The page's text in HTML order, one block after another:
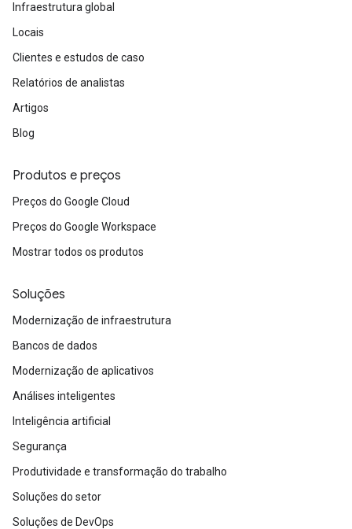
Infraestrutura global
Locais
Clientes e estudos de caso
Relatórios de analistas
Artigos
Blog
Produtos e preços
Preços do Google Cloud
Preços do Google Workspace
Mostrar todos os produtos
Soluções
Modernização de infraestrutura
Bancos de dados
Modernização de aplicativos
Análises inteligentes
Inteligência artificial
Segurança
Produtividade e transformação do trabalho
Soluções do setor
Soluções de DevOps